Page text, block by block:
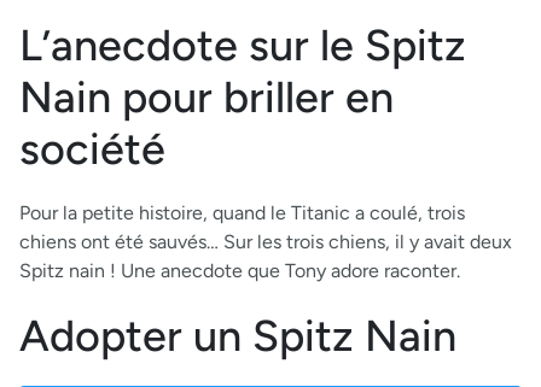
L’anecdote sur le Spitz
Nain pour briller en
société
Pour la petite histoire, quand le Titanic a coulé, trois
chiens ont été sauvés… Sur les trois chiens, il y avait deux
Spitz nain ! Une anecdote que Tony adore raconter.
Adopter un Spitz Nain